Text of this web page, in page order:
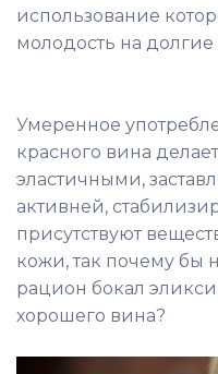
использование
молодость на долгие
Умеренное
красного вина
эластичными,
активней,
присутствуют
кожи, так почему бы
рацион бокал
хорошего вина?